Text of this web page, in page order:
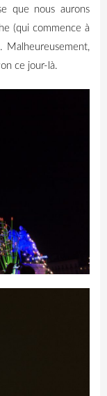
que nous aurons
(qui commence à
Malheureusement,
ce jour-là.